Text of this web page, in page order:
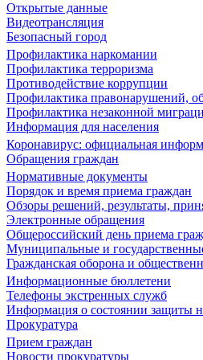
Открытые данные
Видеотрансляция
Безопасный город
Профилактика наркомании
Профилактика терроризма
Противодействие коррупции
Профилактика правонарушений,
Профилактика незаконной
Информация для населения
Коронавирус: официальная
Обращения граждан
Нормативные документы
Порядок и время приема граждан
Обзоры решений, результаты,
Электронные обращения
Общероссийский день приема
Муниципальные и
Гражданская оборона и
Информационные бюллетени
Телефоны экстренных служб
Информация о состоянии защиты
Прокуратура
Прием граждан
Новости прокуратуры